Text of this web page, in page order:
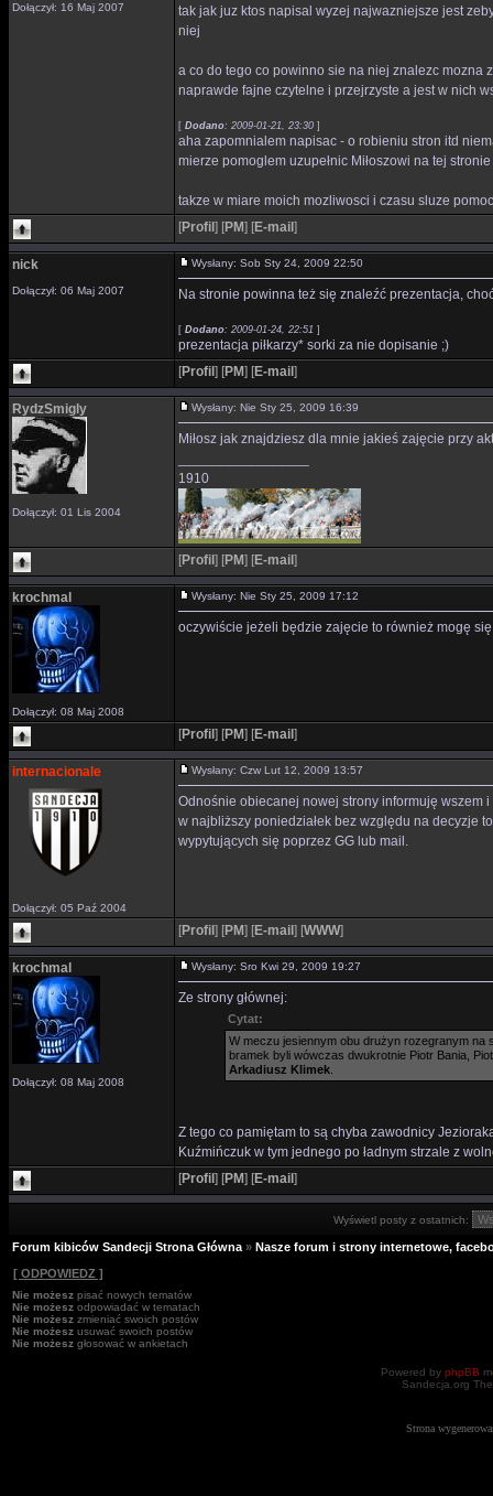
Dołączył: 16 Maj 2007
tak jak juz ktos napisal wyzej najwazniejsze jest
niej
a co do tego co powinno sie na niej znalezc mozna
naprawde fajne czytelne i przejrzyste a jest w nich
[ Dodano: 2009-01-21, 23:30 ]
aha zapomnialem napisac - o robieniu stron itd
mierze pomoglem uzupełnic Miłoszowi na tej
takze w miare moich mozliwosci i czasu sluze
[Profil ] [PM] [E-mail ]
nick
Dołączył: 06 Maj 2007
Wysłany: Sob Sty 24, 2009 22:50
Na stronie powinna też się znaleźć prezentacja,
[ Dodano: 2009-01-24, 22:51 ]
prezentacja piłkarzy* sorki za nie dopisanie ;)
[Profil ] [PM] [E-mail ]
RydzSmigly
Dołączył: 01 Lis 2004
Wysłany: Nie Sty 25, 2009 16:39
Miłosz jak znajdziesz dla mnie jakieś zajęcie przy
1910
[Profil ] [PM] [E-mail ]
krochmal
Dołączył: 08 Maj 2008
Wysłany: Nie Sty 25, 2009 17:12
oczywiście jeżeli będzie zajęcie to również mogę
[Profil ] [PM] [E-mail ]
internacionale
Dołączył: 05 Paź 2004
Wysłany: Czw Lut 12, 2009 13:57
Odnośnie obiecanej nowej strony informuję wszem
w najbliższy poniedziałek bez względu na decyzje
wypytujących się poprzez GG lub mail.
[Profil ] [PM] [E-mail ] [WWW]
krochmal
Dołączył: 08 Maj 2008
Wysłany: Sro Kwi 29, 2009 19:27
Ze strony głównej:
Cytat:
W meczu jesiennym obu drużyn rozegranym na
bramek byli wówczas dwukrotnie Piotr Bania,
Arkadiusz Klimek.
Z tego co pamiętam to są chyba zawodnicy
Kuźmińczuk w tym jednego po ładnym strzale z
[Profil ] [PM] [E-mail ]
Wyświetl posty z ostatnich:
Forum kibiców Sandecji Strona Główna » Nasze forum i strony internetowe,
[ ODPOWIEDZ ]
Nie możesz pisać nowych tematów
Nie możesz odpowiadać w tematach
Nie możesz zmieniać swoich postów
Nie możesz usuwać swoich postów
Nie możesz głosować w ankietach
Powered by phpBB
Sandecja.org
Strona